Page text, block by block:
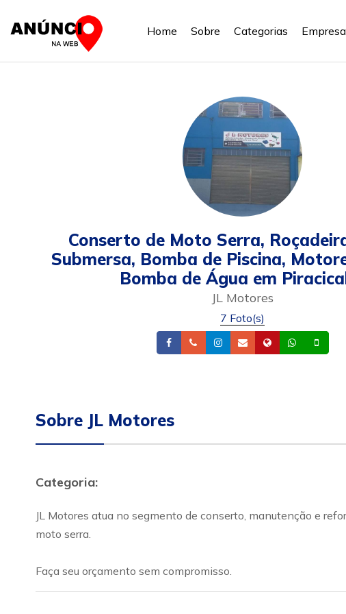
Home Sobre Categorias
Conserto de Moto Serra,
Submersa, Bomba de Piscina,
Bomba de Água em
JL Motores
7 Foto(s)
FacebookTelefoneInstagram
Email Site Whatsapp
Sobre JL Motores
Categoria:
JL Motores atua no segmento de conserto, manutenção e
moto serra.
Faça seu orçamento sem compromisso.